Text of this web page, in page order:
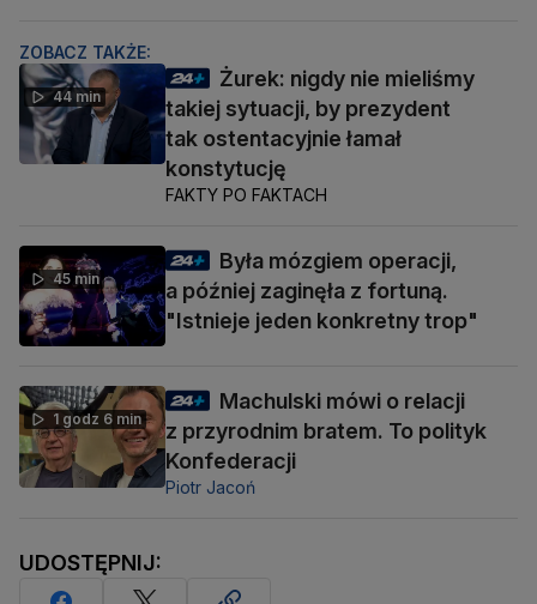
ZOBACZ TAKŻE:
44 min
Żurek: nigdy nie mieliśmy
takiej sytuacji, by prezydent
tak ostentacyjnie łamał
konstytucję
FAKTY PO FAKTACH
45 min
Była mózgiem operacji,
a później zaginęła z fortuną.
"Istnieje jeden konkretny trop"
1 godz 6 min
Machulski mówi o relacji
z przyrodnim bratem. To polityk
Konfederacji
Piotr Jacoń
UDOSTĘPNIJ: